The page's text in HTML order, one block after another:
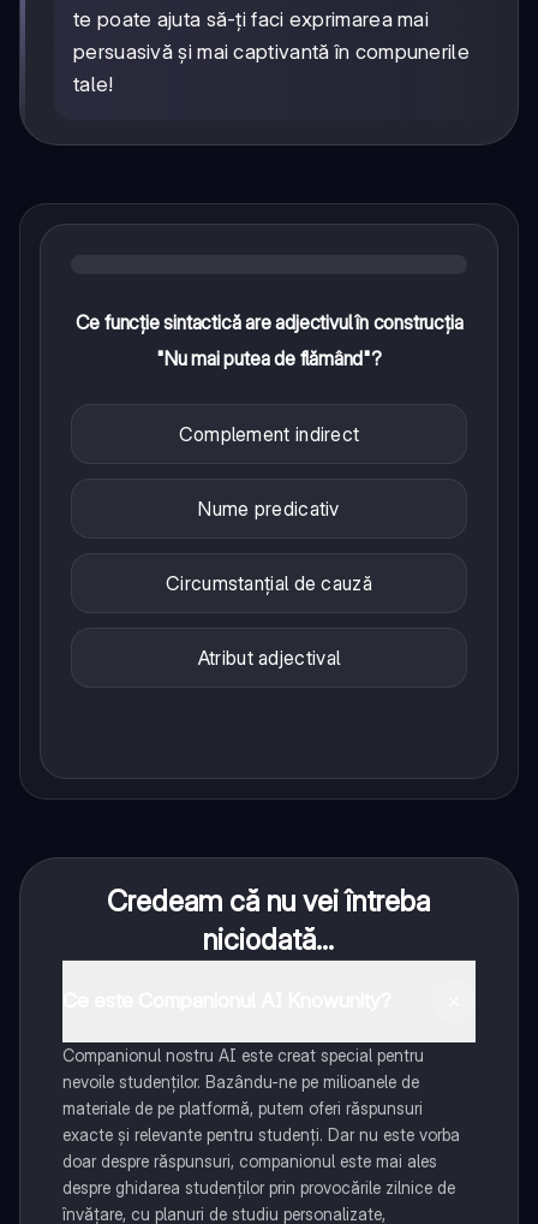
te poate ajuta să-ți faci exprimarea mai
persuasivă și mai captivantă în compunerile
tale!
Ce funcție sintactică are adjectivul în construcția
"Nu mai putea de flămând"?
Complement indirect
Nume predicativ
Circumstanțial de cauză
Atribut adjectival
Credeam că nu vei întreba
niciodată...
Companionul nostru AI este creat special pentru
nevoile studenților. Bazându-ne pe milioanele de
materiale de pe platformă, putem oferi răspunsuri
exacte și relevante pentru studenți. Dar nu este vorba
doar despre răspunsuri, companionul este mai ales
despre ghidarea studenților prin provocările zilnice de
învățare, cu planuri de studiu personalizate,